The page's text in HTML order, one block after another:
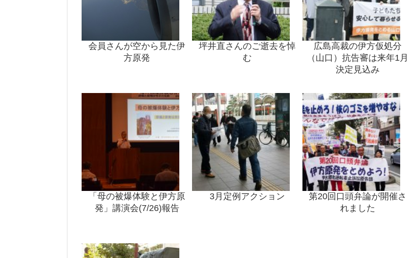
会員さんが空から見た伊
方原発
坪井直さんのご逝去を悼
む
広島高裁の伊方仮処分
（山口）抗告審は来年1月
決定見込み
「母の被爆体験と伊方原
発」講演会(7/26)報告
3月定例アクション
第20回口頭弁論が開催さ
れました